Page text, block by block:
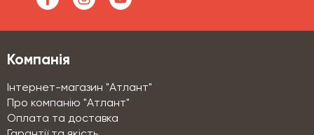
Компанія
Інтернет-магазин "Атлант"
Про компанію "Атлант"
Оплата та доставка